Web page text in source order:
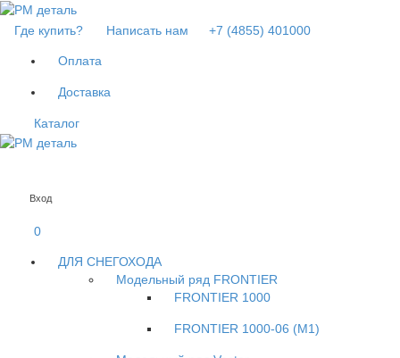
Где купить? Написать нам +7 (4855) 401000
Оплата
Доставка
Каталог
Вход
0
ДЛЯ СНЕГОХОДА
Модельный ряд FRONTIER
FRONTIER 1000
FRONTIER 1000-06 (М1)